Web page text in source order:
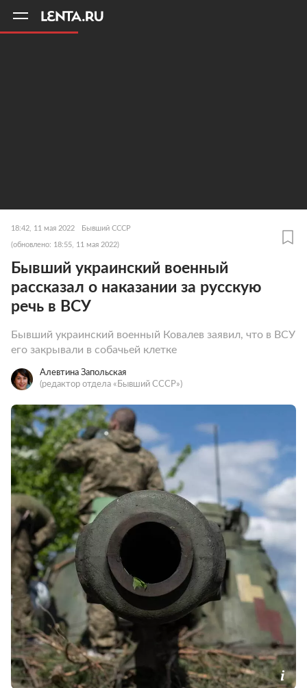
18:42, 11 мая 2022 Бывший СССР
(обновлено: 18:55, 11 мая 2022)
Бывший украинский военный
рассказал о наказании за русскую
речь в ВСУ
Бывший украинский военный Ковалев заявил, что в ВСУ
его закрывали в собачьей клетке
Алевтина Запольская
(редактор отдела «Бывший СССР»)